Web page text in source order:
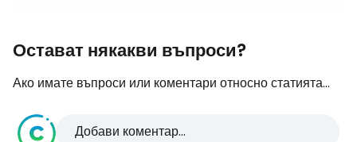
Остават някакви въпроси?
Ако имате въпроси или коментари относно статията...
Добави коментар...